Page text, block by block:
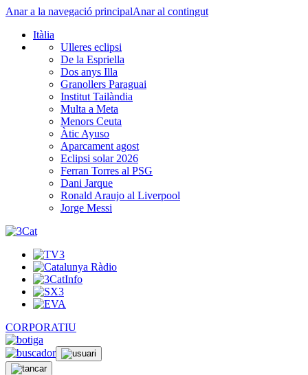
Anar a la navegació principalAnar al contingut
Itàlia
Ulleres eclipsi
De la Espriella
Dos anys Illa
Granollers Paraguai
Institut Tailàndia
Multa a Meta
Menors Ceuta
Àtic Ayuso
Aparcament agost
Eclipsi solar 2026
Ferran Torres al PSG
Dani Jarque
Ronald Araujo al Liverpool
Jorge Messi
CORPORATIU